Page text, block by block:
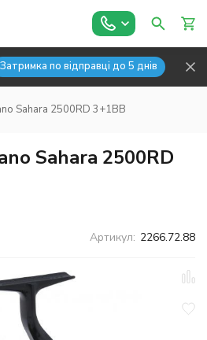
Затримка по відправці до 5 днів
Sahara 2500RD 3+1BB
Sahara 2500RD
Артикул: 2266.72.88